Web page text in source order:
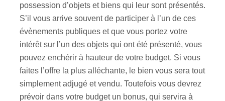
possession d’objets et biens qui leur sont présentés.
S’il vous arrive souvent de participer à l’un de ces
évènements publiques et que vous portez votre
intérêt sur l’un des objets qui ont été présenté, vous
pouvez enchérir à hauteur de votre budget. Si vous
faites l’offre la plus alléchante, le bien vous sera tout
simplement adjugé et vendu. Toutefois vous devrez
prévoir dans votre budget un bonus, qui servira à